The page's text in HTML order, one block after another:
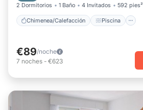
2 Dormitorios 1 Baño 4 Invitados 592 pies²
Chimenea/Calefacción Piscina
€89/noche
7 noches - €623